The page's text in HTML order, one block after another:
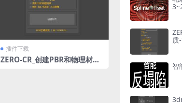
插件下载
ZERO-CR_创建PBR和物理材质-
质
智